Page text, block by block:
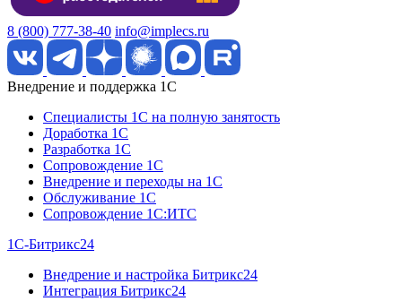
8 (800) 777-38-40 info@implecs.ru
Внедрение и поддержка 1C
Специалисты 1C на полную занятость
Доработка 1C
Разработка 1C
Сопровождение 1C
Внедрение и переходы на 1C
Обслуживание 1C
Сопровождение 1C:ИТС
1С-Битрикс24
Внедрение и настройка Битрикс24
Интеграция Битрикс24